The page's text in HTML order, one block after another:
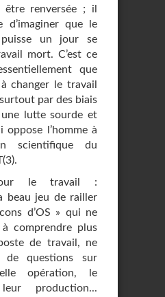
renversée ; il
d’imaginer que le
un jour se
mort. C’est ce
que
changer le travail
par des biais
lutte sourde et
oppose l’homme à
scientifique du
le travail :
beau jeu de railler
d’OS » qui ne
comprendre plus
de travail, ne
de questions sur
opération, le
production...